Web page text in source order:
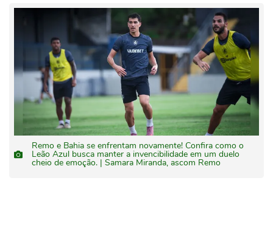
Remo e Bahia se enfrentam novamente! Confira como o
Leão Azul busca manter a invencibilidade em um duelo
cheio de emoção. | Samara Miranda, ascom Remo